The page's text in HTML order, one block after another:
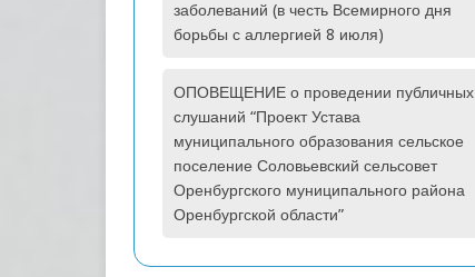
заболеваний (в честь Всемирного дня
борьбы с аллергией 8 июля)
ОПОВЕЩЕНИЕ о проведении публичных
слушаний “Проект Устава
муниципального образования сельское
поселение Соловьевский сельсовет
Оренбургского муниципального района
Оренбургской области”